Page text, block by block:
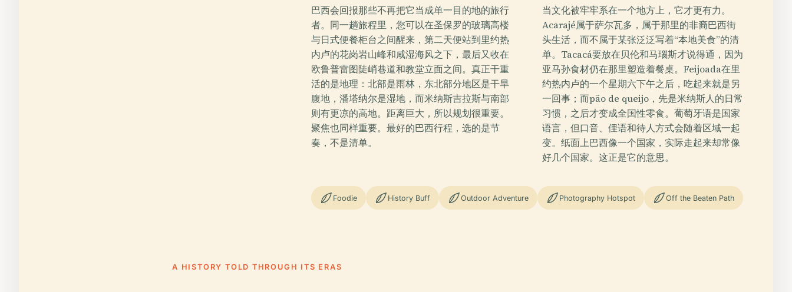
巴西会回报那些不再把它当成单一目的地的旅行
者。同一趟旅程里，您可以在圣保罗的玻璃高楼
与日式便餐柜台之间醒来，第二天便站到里约热
内卢的花岗岩山峰和咸湿海风之下，最后又收在
欧鲁普雷图陡峭巷道和教堂立面之间。真正干重
活的是地理：北部是雨林，东北部分地区是干旱
腹地，潘塔纳尔是湿地，而米纳斯吉拉斯与南部
则有更凉的高地。距离巨大，所以规划很重要。
聚焦也同样重要。最好的巴西行程，选的是节
奏，不是清单。
当文化被牢牢系在一个地方上，它才更有力。
Acarajé属于萨尔瓦多，属于那里的非裔巴西街
头生活，而不属于某张泛泛写着“本地美食”的清
单。Tacacá要放在贝伦和马瑙斯才说得通，因为
亚马孙食材仍在那里塑造着餐桌。Feijoada在里
约热内卢的一个星期六下午之后，吃起来就是另
一回事；而pão de queijo，先是米纳斯人的日常
习惯，之后才变成全国性零食。葡萄牙语是国家
语言，但口音、俚语和待人方式会随着区域一起
变。纸面上巴西像一个国家，实际走起来却常像
好几个国家。这正是它的意思。
Foodie History Buff Outdoor Adventure Photography Hotspot Off the Beaten Path
A HISTORY TOLD THROUGH ITS ERAS